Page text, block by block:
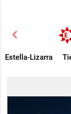
chevron_left
Estella-Lizarra